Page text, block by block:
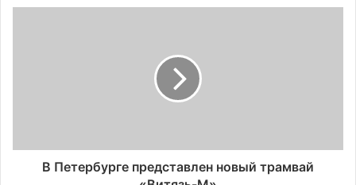
В Петербурге представлен новый трамвай